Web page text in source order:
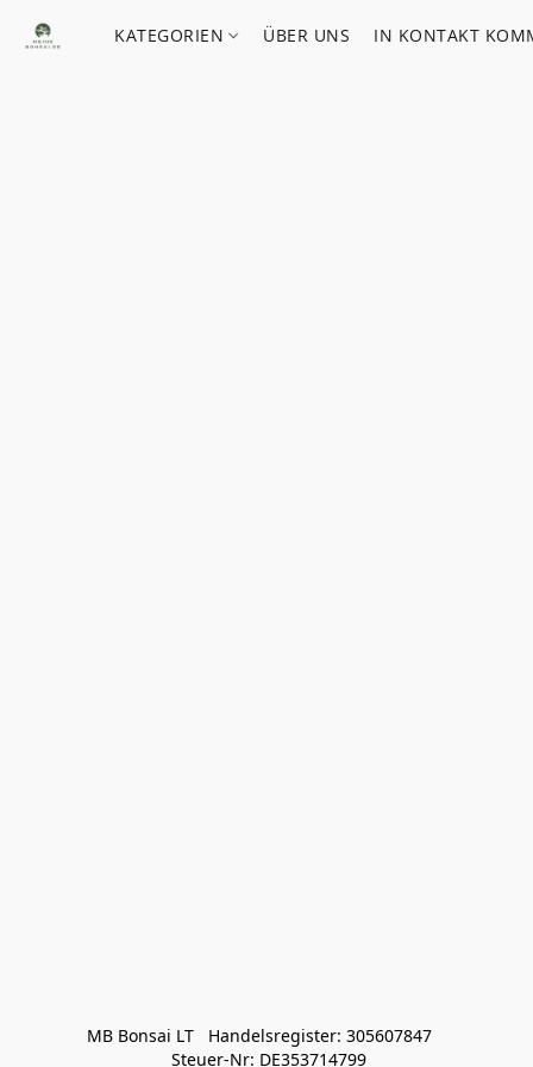
KATEGORIEN ÜBER UNS IN KONTAKT
MB Bonsai LT   Handelsregister: 305607847
Steuer-Nr: DE353714799